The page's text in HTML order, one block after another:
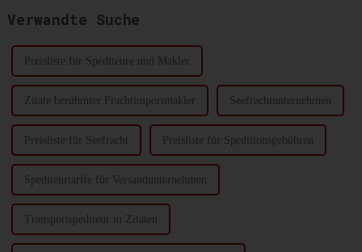
Terminalbetreiber bekannt …
Verwandte Suche
Preisliste für Spediteure und Makler
Zitate berühmter Frachtimportmakler Seefrachtunternehmen
Preisliste für Seefracht Preisliste für Speditionsgebühren
Spediteurtarife für Versandunternehmen
Transportspediteur in Zitaten